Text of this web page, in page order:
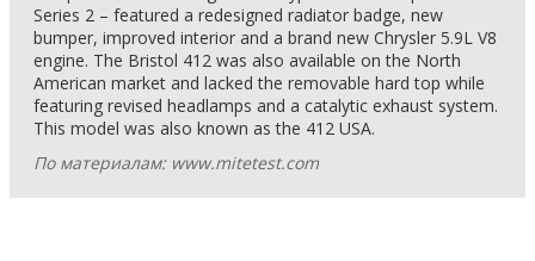
Series 2 – featured a redesigned radiator badge, new
bumper, improved interior and a brand new Chrysler 5.9L V8
engine. The Bristol 412 was also available on the North
American market and lacked the removable hard top while
featuring revised headlamps and a catalytic exhaust system.
This model was also known as the 412 USA.
По материалам: www.mitetest.com